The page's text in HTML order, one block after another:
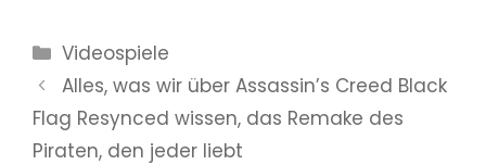
Kategorien
Videospiele
Alles, was wir über Assassin’s Creed Black
Flag Resynced wissen, das Remake des
Piraten, den jeder liebt